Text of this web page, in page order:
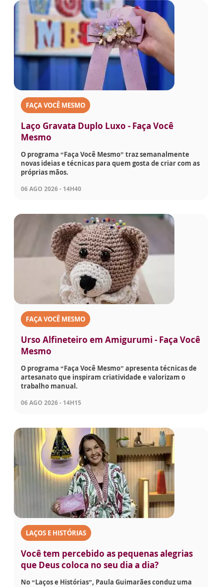
FAÇA VOCÊ MESMO
Laço Gravata Duplo Luxo - Faça Você
Mesmo
O programa “Faça Você Mesmo” traz semanalmente
novas ideias e técnicas para quem gosta de criar com as
próprias mãos.
06 AGO 2026 - 14H40
FAÇA VOCÊ MESMO
Urso Alfineteiro em Amigurumi - Faça Você
Mesmo
O programa “Faça Você Mesmo” apresenta técnicas de
artesanato que inspiram criatividade e valorizam o
trabalho manual.
06 AGO 2026 - 14H15
LAÇOS E HISTÓRIAS
Você tem percebido as pequenas alegrias
que Deus coloca no seu dia a dia?
No “Laços e Histórias”, Paula Guimarães conduz uma